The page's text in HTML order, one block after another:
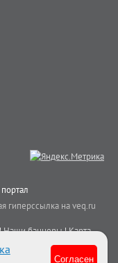
портал
гиперссылка на veq.ru
Наши баннеры|Карта
Согласен